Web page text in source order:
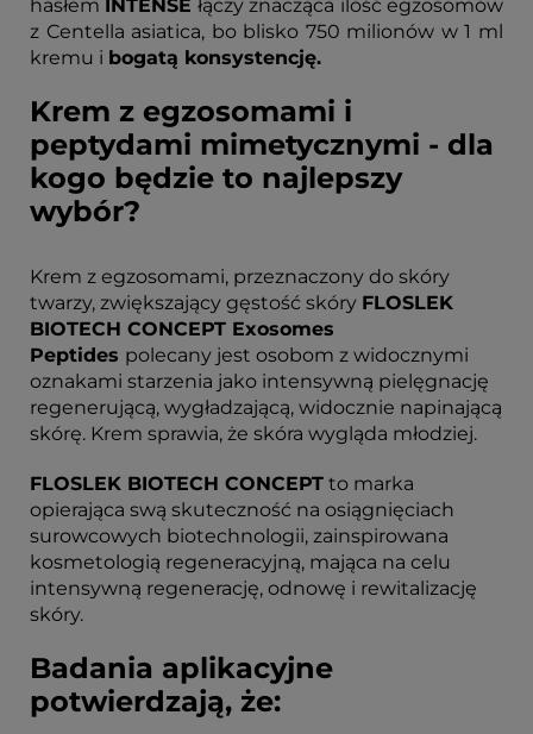
hasłem INTENSE łączy znacząca ilość egzosomów
z Centella asiatica, bo blisko 750 milionów w 1 ml
kremu i bogatą konsystencję.
Krem z egzosomami i
peptydami mimetycznymi - dla
kogo będzie to najlepszy
wybór?
Krem z egzosomami, przeznaczony do skóry
twarzy, zwiększający gęstość skóry FLOSLEK
BIOTECH CONCEPT Exosomes
Peptides polecany jest osobom z widocznymi
oznakami starzenia jako intensywną pielęgnację
regenerującą, wygładzającą, widocznie napinającą
skórę. Krem sprawia, że skóra wygląda młodziej.
FLOSLEK BIOTECH CONCEPT to marka
opierająca swą skuteczność na osiągnięciach
surowcowych biotechnologii, zainspirowana
kosmetologią regeneracyjną, mająca na celu
intensywną regenerację, odnowę i rewitalizację
skóry.
Badania aplikacyjne
potwierdzają, że: